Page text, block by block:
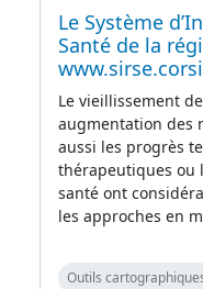
Le Système
Santé de la
Le vieillissement
augmentation des
aussi les progrès
thérapeutiques ou
santé ont
les approches en
Outils